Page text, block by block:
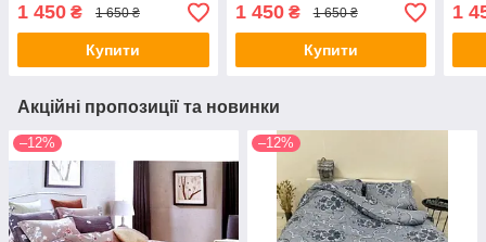
1 450 ₴ 1 650 ₴
Купити
1 450₴ 1 650 ₴
Купити
1
Акційні пропозиції та новинки
–12% –12%